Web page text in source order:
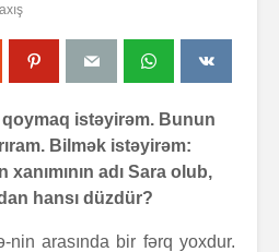
qoymaq istəyirəm. Bunun
Bilmək istəyirəm:
adı Sara olub,
hansı düzdür?
nin arasında bir fərq yoxdur.